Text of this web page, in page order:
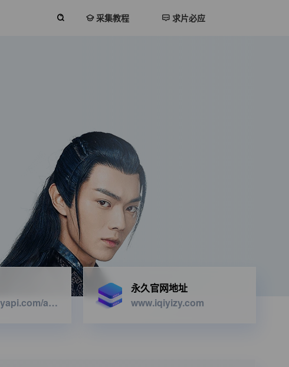
采集教程 求片必应
https://iqiyizyapi.com/api.php/provide/vod/from/snm3u8/at/xml
永久官网地址
www.iqiyizy.com